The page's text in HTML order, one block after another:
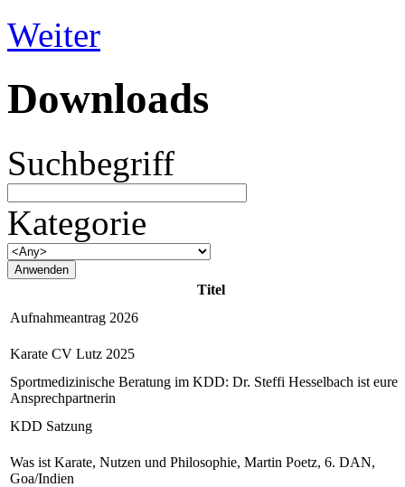
Weiter
Downloads
Suchbegriff
Kategorie
Titel
Aufnahmeantrag 2026
Karate CV Lutz 2025
Sportmedizinische Beratung im KDD: Dr. Steffi Hesselbach ist eure
Ansprechpartnerin
KDD Satzung
Was ist Karate, Nutzen und Philosophie, Martin Poetz, 6. DAN,
Goa/Indien